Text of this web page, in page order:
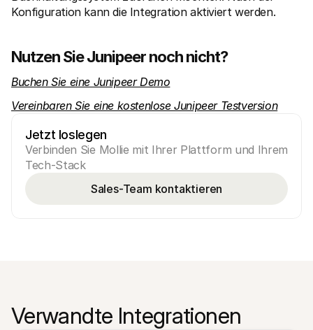
Konfiguration kann die Integration aktiviert werden.
Nutzen Sie Junipeer noch nicht?
Buchen Sie eine Junipeer Demo
Vereinbaren Sie eine kostenlose Junipeer Testversion
Jetzt loslegen
Verbinden Sie Mollie mit Ihrer Plattform und Ihrem
Tech-Stack
Sales-Team kontaktieren
Verwandte Integrationen